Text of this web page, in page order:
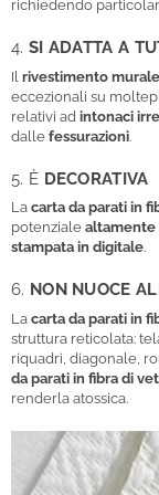
richiedendo
4. SI ADATTA A
Il rivestimento
eccezionali su
relativi ad intonaci
dalle fessurazioni.
5. È DECORATIVA
La carta da parati in
potenziale altamente
stampata in digitale.
6. NON NUOCE
La carta da parati in
struttura reticolata:
riquadri, diagonale,
da parati in fibra di
renderla atossica.